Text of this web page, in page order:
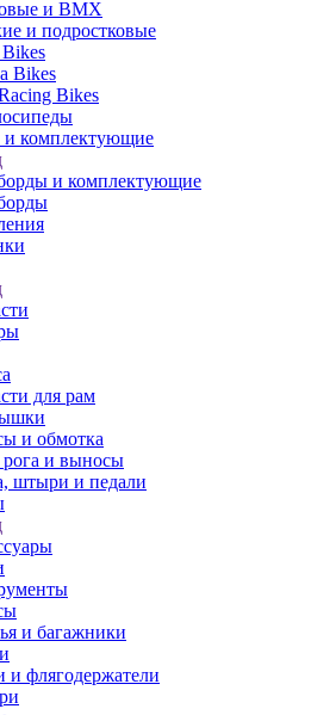
и BMX
и подростковые
Bikes
Bikes
и комплектующие
и комплектующие
для рам
и обмотка
рога и выносы
штыри и педали
и багажники
и флягодержатели